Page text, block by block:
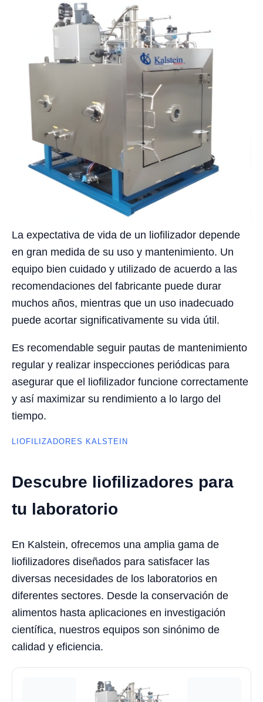
La expectativa de vida de un liofilizador depende
en gran medida de su uso y mantenimiento. Un
equipo bien cuidado y utilizado de acuerdo a las
recomendaciones del fabricante puede durar
muchos años, mientras que un uso inadecuado
puede acortar significativamente su vida útil.
Es recomendable seguir pautas de mantenimiento
regular y realizar inspecciones periódicas para
asegurar que el liofilizador funcione correctamente
y así maximizar su rendimiento a lo largo del
tiempo.
LIOFILIZADORES KALSTEIN
Descubre liofilizadores para
tu laboratorio
En Kalstein, ofrecemos una amplia gama de
liofilizadores diseñados para satisfacer las
diversas necesidades de los laboratorios en
diferentes sectores. Desde la conservación de
alimentos hasta aplicaciones en investigación
científica, nuestros equipos son sinónimo de
calidad y eficiencia.